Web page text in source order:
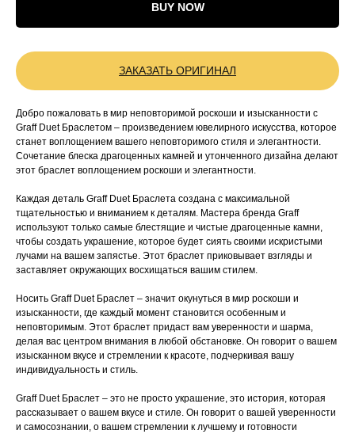
BUY NOW
ЗАКАЗАТЬ ОРИГИНАЛ
Добро пожаловать в мир неповторимой роскоши и изысканности с
Graff Duet Браслетом – произведением ювелирного искусства, которое
станет воплощением вашего неповторимого стиля и элегантности.
Сочетание блеска драгоценных камней и утонченного дизайна делают
этот браслет воплощением роскоши и элегантности.
Каждая деталь Graff Duet Браслета создана с максимальной
тщательностью и вниманием к деталям. Мастера бренда Graff
используют только самые блестящие и чистые драгоценные камни,
чтобы создать украшение, которое будет сиять своими искристыми
лучами на вашем запястье. Этот браслет приковывает взгляды и
заставляет окружающих восхищаться вашим стилем.
Носить Graff Duet Браслет – значит окунуться в мир роскоши и
изысканности, где каждый момент становится особенным и
неповторимым. Этот браслет придаст вам уверенности и шарма,
делая вас центром внимания в любой обстановке. Он говорит о вашем
изысканном вкусе и стремлении к красоте, подчеркивая вашу
индивидуальность и стиль.
Graff Duet Браслет – это не просто украшение, это история, которая
рассказывает о вашем вкусе и стиле. Он говорит о вашей уверенности
и самосознании, о вашем стремлении к лучшему и готовности